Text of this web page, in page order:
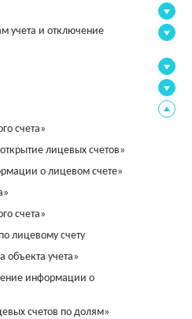
учета и отключение
счета»
лицевых счетов»
о лицевом счете»
счета»
лицевому счету
объекта учета»
информации о
счетов по долям»